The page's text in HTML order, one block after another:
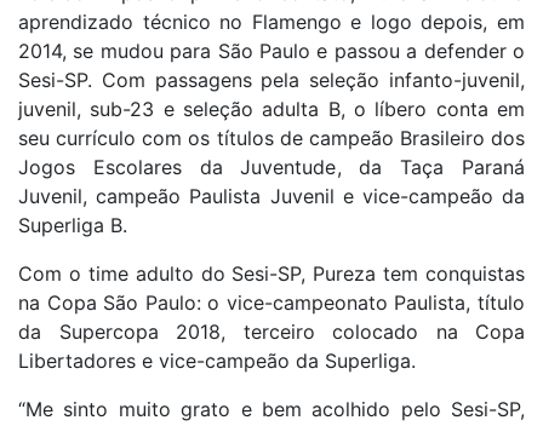
aprendizado técnico no Flamengo e logo depois, em
2014, se mudou para São Paulo e passou a defender o
Sesi-SP. Com passagens pela seleção infanto-juvenil,
juvenil, sub-23 e seleção adulta B, o líbero conta em
seu currículo com os títulos de campeão Brasileiro dos
Jogos Escolares da Juventude, da Taça Paraná
Juvenil, campeão Paulista Juvenil e vice-campeão da
Superliga B.
Com o time adulto do Sesi-SP, Pureza tem conquistas
na Copa São Paulo: o vice-campeonato Paulista, título
da Supercopa 2018, terceiro colocado na Copa
Libertadores e vice-campeão da Superliga.
“Me sinto muito grato e bem acolhido pelo Sesi-SP,